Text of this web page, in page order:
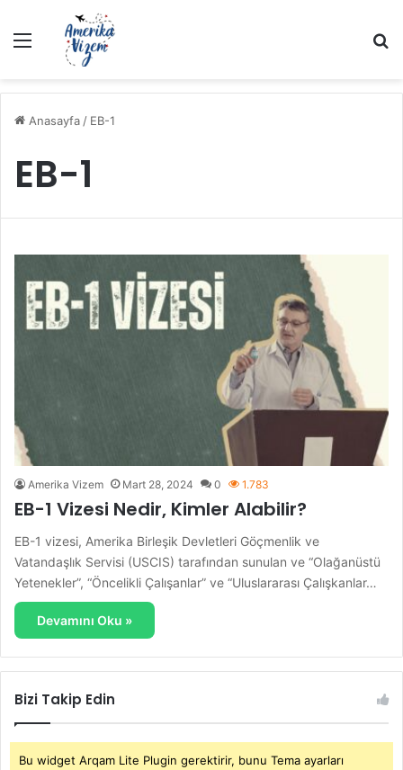
Menü
Anasayfa / EB-1
EB-1
Amerika Vizem Mart 28, 2024 0 1.783
EB-1 Vizesi Nedir, Kimler Alabilir?
EB-1 vizesi, Amerika Birleşik Devletleri Göçmenlik ve
Vatandaşlık Servisi (USCIS) tarafından sunulan ve “Olağanüstü
Yetenekler”, “Öncelikli Çalışanlar” ve “Uluslararası Çalışkanlar…
Devamını Oku »
Bizi Takip Edin
Bu widget Arqam Lite Plugin gerektirir, bunu Tema ayarları